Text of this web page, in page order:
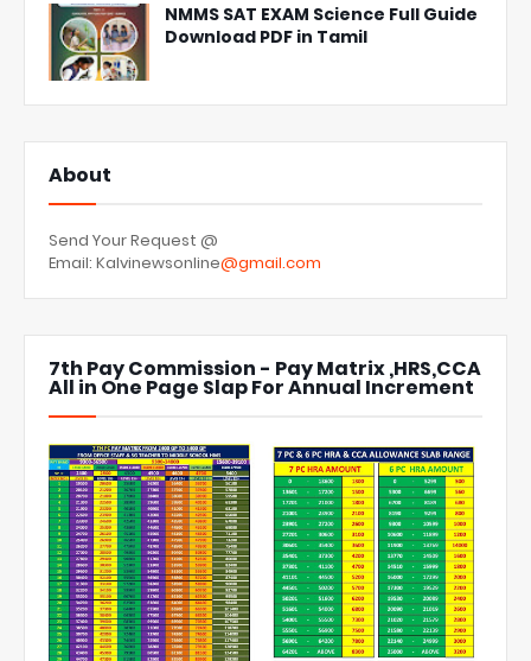
NMMS SAT EXAM Science Full Guide
Download PDF in Tamil
About
Send Your Request @
Email: Kalvinewsonline@gmail.com
7th Pay Commission - Pay Matrix ,HRS,CCA
All in One Page Slap For Annual Increment